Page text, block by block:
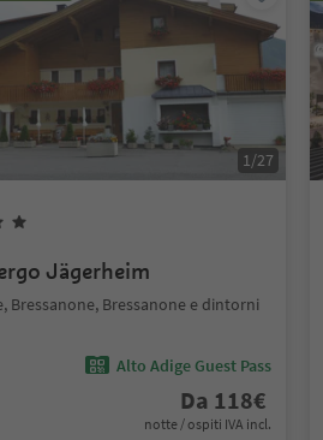
1/27
Jägerheim
Bressanone, Bressanone e dintorni
Alto Adige Guest Pass
Da 118€
notte / ospiti IVA incl.